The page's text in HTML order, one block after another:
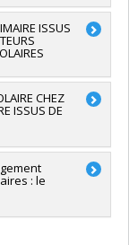
du Québec -
aux
:
ISSUS
CHEZ
ISSUS DE
: le